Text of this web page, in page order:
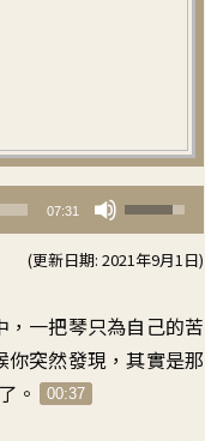
07:31
使
用
向
向
下
(更新日期: 2021年9月1日)
一把琴只為自己的苦
突然發現，其實是那
。
00:37